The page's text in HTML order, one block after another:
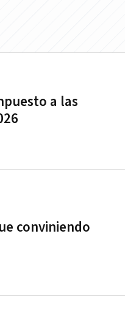
a las
conviniendo